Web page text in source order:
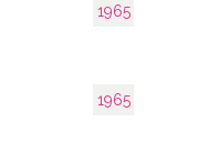
1965
1965